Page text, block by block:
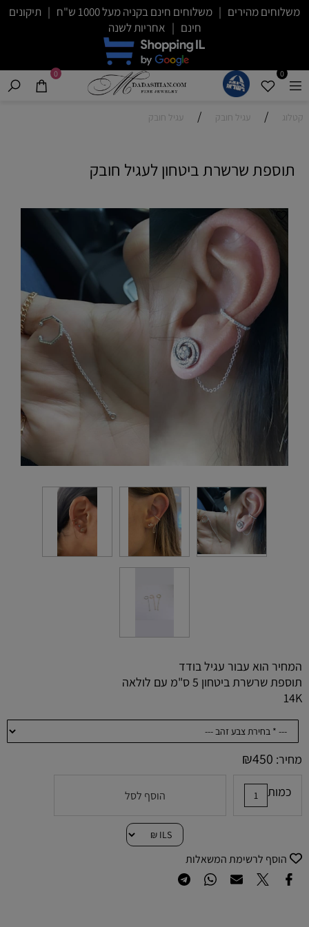
משלוחים מהירים | משלוחים חינם בקניה מעל 1000 ש"ח | תיקונים
חינם | אחריות לשנה
0
0
קטלוג / עגיל חובק / עגיל חובק
תוספת שרשרת ביטחון לעגיל חובק
המחיר הוא עבור עגיל בודד
תוספת שרשרת ביטחון 5 ס"מ עם לולאה
14K
מחיר: ₪450
כמות הוסף לסל
הוסף לרשימת המשאלות